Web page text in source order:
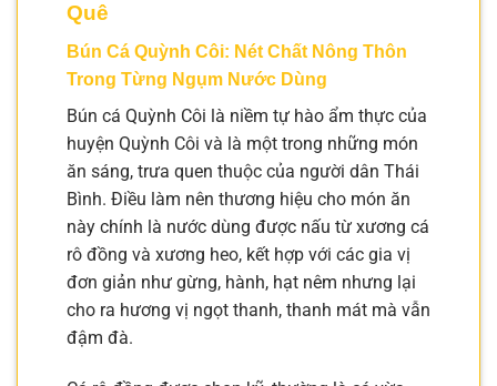
Quê
Bún Cá Quỳnh Côi: Nét Chất Nông Thôn
Trong Từng Ngụm Nước Dùng
Bún cá Quỳnh Côi là niềm tự hào ẩm thực của
huyện Quỳnh Côi và là một trong những món
ăn sáng, trưa quen thuộc của người dân Thái
Bình. Điều làm nên thương hiệu cho món ăn
này chính là nước dùng được nấu từ xương cá
rô đồng và xương heo, kết hợp với các gia vị
đơn giản như gừng, hành, hạt nêm nhưng lại
cho ra hương vị ngọt thanh, thanh mát mà vẫn
đậm đà.